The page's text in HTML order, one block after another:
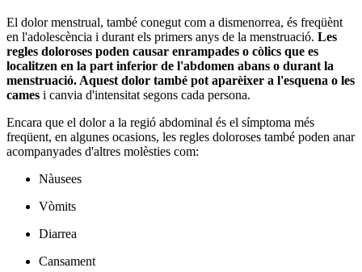
El dolor menstrual, també conegut com a dismenorrea, és freqüènt
en l'adolescència i durant els primers anys de la menstruació. Les
regles doloroses poden causar enrampades o còlics que es
localitzen en la part inferior de l'abdomen abans o durant la
menstruació. Aquest dolor també pot aparèixer a l'esquena o les
cames i canvia d'intensitat segons cada persona.
Encara que el dolor a la regió abdominal és el símptoma més
freqüent, en algunes ocasions, les regles doloroses també poden anar
acompanyades d'altres molèsties com:
Nàusees
Vòmits
Diarrea
Cansament